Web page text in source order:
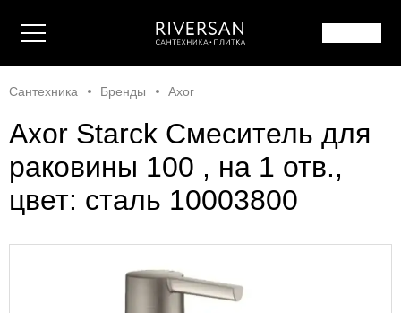
Сантехника Бренды Axor
Axor Starck Смеситель для
раковины 100 , на 1 отв.,
цвет: сталь 10003800